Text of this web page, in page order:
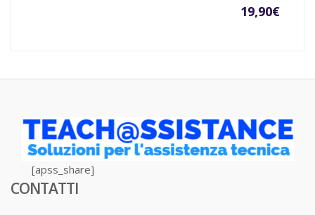
19,90€
[apss_share]
CONTATTI